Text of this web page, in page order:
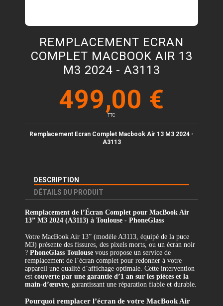
REMPLACEMENT ECRAN
COMPLET MACBOOK AIR 13
M3 2024 - A3113
499,00 €
TTC
Remplacement Ecran Complet Macbook Air 13 M3 2024 -
A3113
DESCRIPTION
DÉTAILS DU PRODUIT
Remplacement de l’Écran Complet pour MacBook Air
13” M3 2024 (A3113) à Toulouse - PhoneGlass
Votre MacBook Air 13” (modèle A3113, équipé de la puce
M3) présente des fissures, des pixels morts, ou un écran noir
? PhoneGlass Toulouse vous propose un service de
remplacement de l’écran complet pour redonner à votre
appareil une qualité d’affichage optimale. Cette intervention
est couverte par une garantie d’1 an sur les pièces et la
main-d’œuvre, garantissant une réparation fiable et durable.
Pourquoi remplacer l’écran de votre MacBook Air